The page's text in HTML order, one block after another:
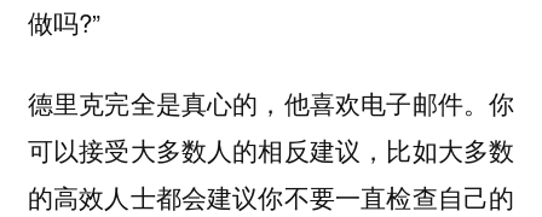
做吗?”
德里克完全是真心的，他喜欢电子邮件。你
可以接受大多数人的相反建议，比如大多数
的高效人士都会建议你不要一直检查自己的